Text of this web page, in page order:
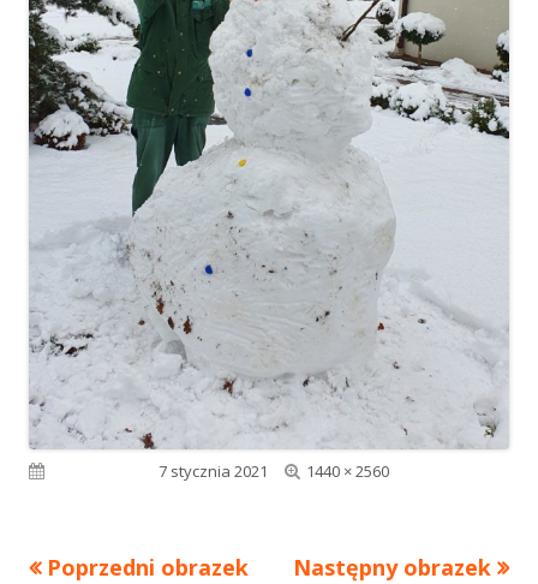
Opublikowano7 stycznia 2021
Pełny
1440 × 2560
Poprzedni obrazek Następny obrazek